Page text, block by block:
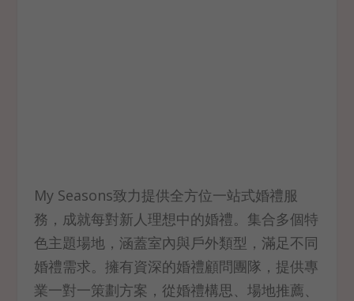
My Seasons致力提供全方位一站式婚禮服
務，成就每對新人理想中的婚禮。集合多個特
色主題場地，涵蓋室內與戶外類型，滿足不同
婚禮需求。擁有資深的婚禮顧問團隊，提供專
業一對一策劃方案，從婚禮構思、場地推薦、